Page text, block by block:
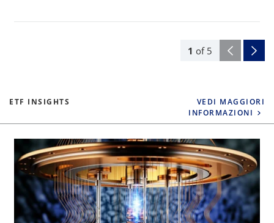
1 of 5
ETF INSIGHTS
VEDI MAGGIORI
INFORMAZIONI